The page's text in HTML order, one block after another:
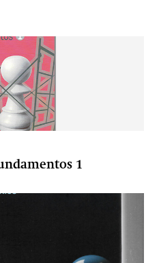
1